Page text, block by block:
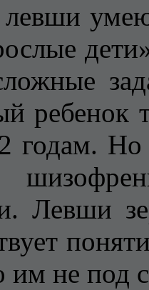
левши
ребенок
годам.
Левши
им не под